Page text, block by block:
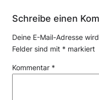
Schreibe einen
Deine E-Mail-Adresse
Felder sind mit * markiert
Kommentar *